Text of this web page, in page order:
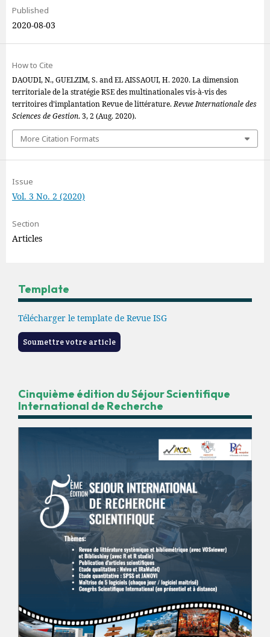
Published
2020-08-03
How to Cite
DAOUDI, N., GUELZIM, S. and EL AISSAOUI, H. 2020. La dimension
territoriale de la stratégie RSE des multinationales vis-à-vis des
territoires d’implantation Revue de littérature.Revue Internationale des
Sciences de Gestion. 3, 2 (Aug. 2020).
More Citation Formats
Issue
Vol. 3 No. 2 (2020)
Section
Articles
Template
Télécharger le template de Revue ISG
Soumettre votre article
Cinquième édition du Séjour Scientifique
International de Recherche